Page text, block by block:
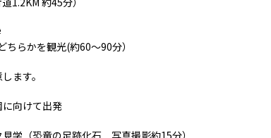
ちらかを観光(約60～90分）
ます。
向けて出発
学（恐竜の足跡化石 写真撮影約15分）